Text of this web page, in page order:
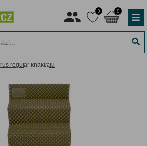
0 0
regular khaki/alu